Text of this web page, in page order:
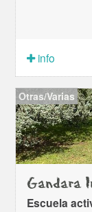
info
Otras/Varias
Gandara
Escuela